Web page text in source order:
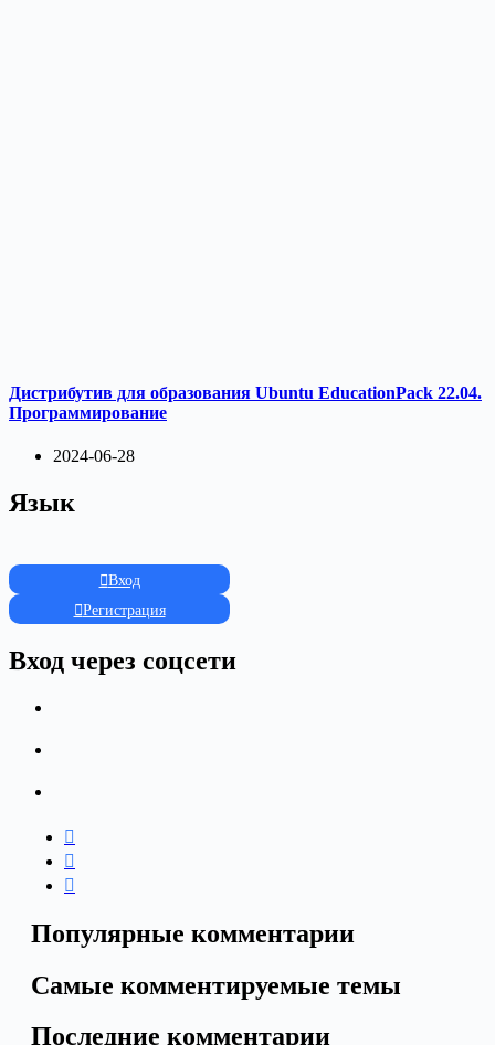
Дистрибутив для образования Ubuntu EducationPack 22.04.
Программирование
2024-06-28
Язык
Вход
Регистрация
Вход через соцсети
Популярные комментарии
Самые комментируемые темы
Последние комментарии